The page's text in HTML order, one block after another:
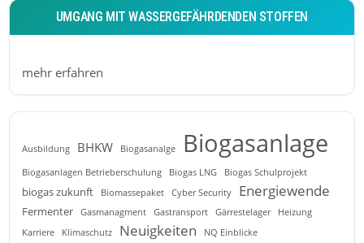
UMGANG MIT WASSERGEFÄHRDENDEN STOFFEN
mehr erfahren
Ausbildung BHKW Biogasanalge Biogasanlage
Biogasanlagen Betrieberschulung Biogas LNG Biogas Schulprojekt
biogas zukunft Biomassepaket Cyber Security Energiewende
Fermenter Gasmanagment Gastransport Gärrestelager
Heizung
Karriere
Klimaschutz Neuigkeiten
NQ Einblicke